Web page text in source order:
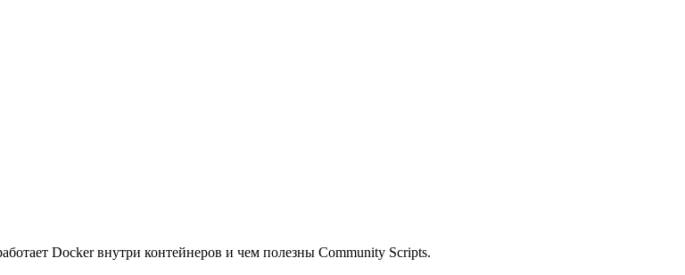
Docker внутри контейнеров и чем полезны Community Scripts.